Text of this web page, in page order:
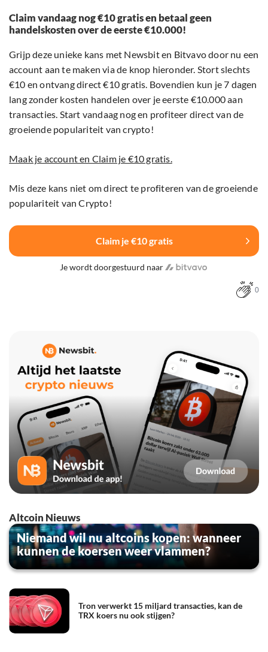
Claim vandaag nog €10 gratis en betaal geen
handelskosten over de eerste €10.000!
Grijp deze unieke kans met Newsbit en Bitvavo door nu een
account aan te maken via de knop hieronder. Stort slechts
€10 en ontvang direct €10 gratis. Bovendien kun je 7 dagen
lang zonder kosten handelen over je eerste €10.000 aan
transacties. Start vandaag nog en profiteer direct van de
groeiende populariteit van crypto!
Maak je account en Claim je €10 gratis.
Mis deze kans niet om direct te profiteren van de groeiende
populariteit van Crypto!
Claim je €10 gratis
Je wordt doorgestuurd naar
0
Altcoin Nieuws
Niemand wil nu altcoins kopen: wanneer
kunnen de koersen weer vlammen?
Tron verwerkt 15 miljard transacties, kan de
TRX koers nu ook stijgen?